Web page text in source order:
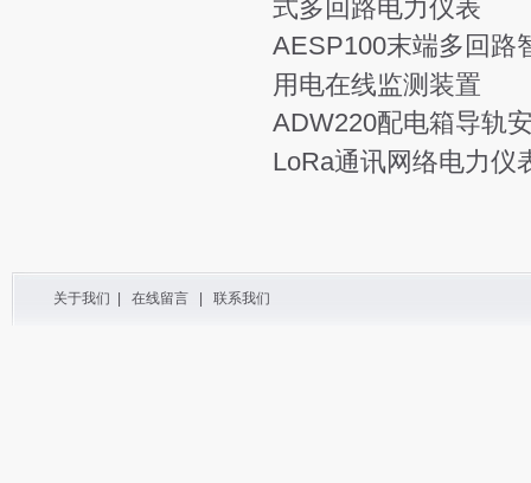
式多回路电力仪表
AESP100末端多回路
用电在线监测装置
ADW220配电箱导轨
LoRa通讯网络电力仪
关于我们 在线留言 联系我们